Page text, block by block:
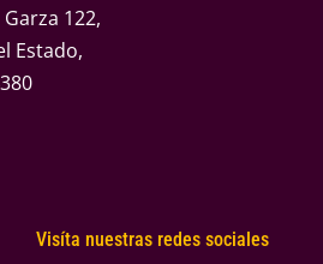
122,
Estado,
Visíta nuestras redes sociales